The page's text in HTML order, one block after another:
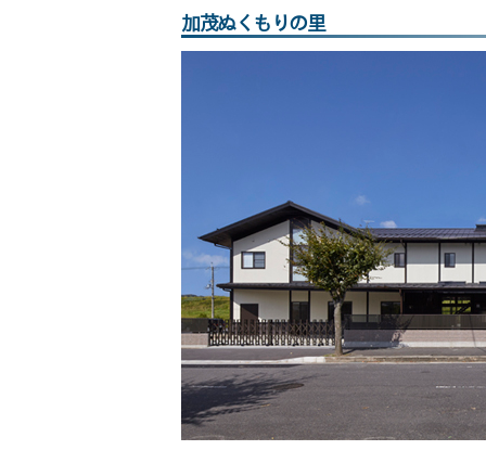
加茂ぬくもりの里